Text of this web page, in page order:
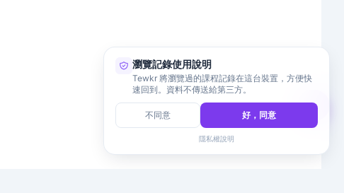
瀏覽記錄使用說明
Tewkr 將瀏覽過的課程記錄在這台裝置，方便快
速回到。資料不傳送給第三方。
不同意 好，同意
隱私權說明